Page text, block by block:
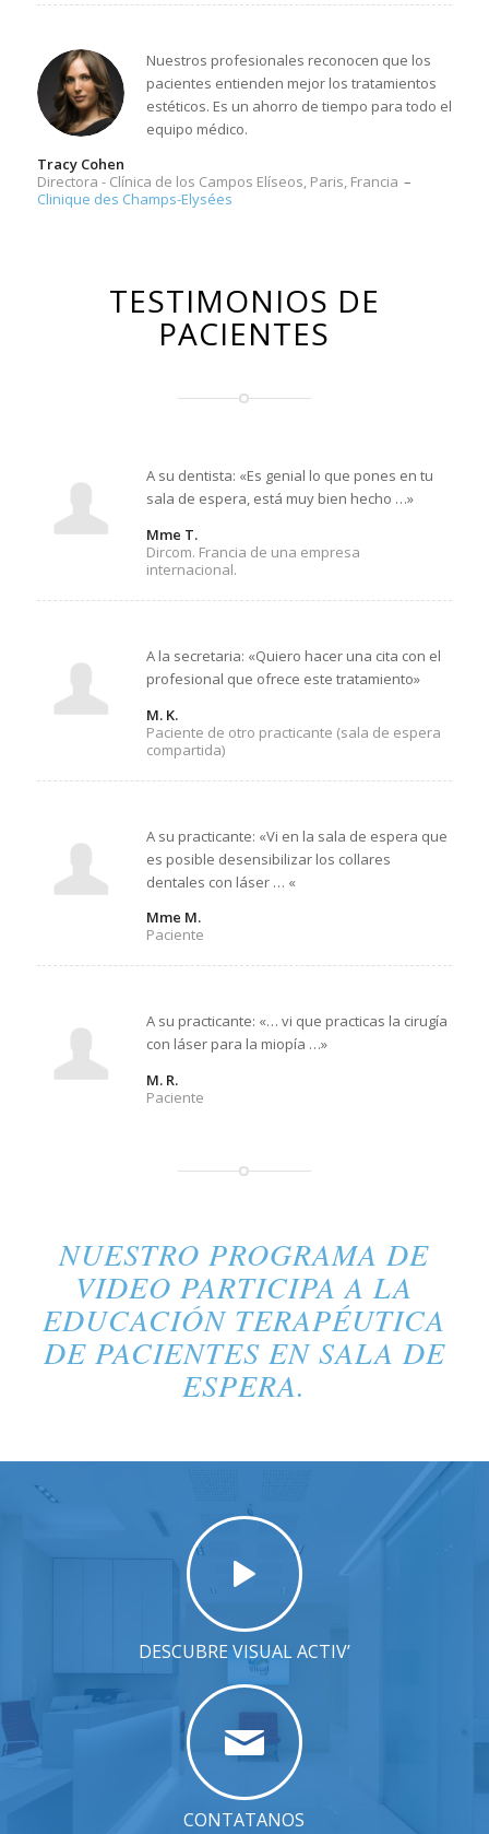
Nuestros profesionales reconocen que los
pacientes entienden mejor los tratamientos
estéticos. Es un ahorro de tiempo para todo el
equipo médico.
Tracy Cohen
Directora - Clínica de los Campos Elíseos, Paris, Francia –
Clinique des Champs-Elysées
TESTIMONIOS DE
PACIENTES
A su dentista: «Es genial lo que pones en tu
sala de espera, está muy bien hecho …»
Mme T.
Dircom. Francia de una empresa
internacional.
A la secretaria: «Quiero hacer una cita con el
profesional que ofrece este tratamiento»
M. K.
Paciente de otro practicante (sala de espera
compartida)
A su practicante: «Vi en la sala de espera que
es posible desensibilizar los collares
dentales con láser … «
Mme M.
Paciente
A su practicante: «… vi que practicas la cirugía
con láser para la miopía …»
M. R.
Paciente
NUESTRO PROGRAMA DE
VIDEO PARTICIPA A LA
EDUCACIÓN TERAPÉUTICA
DE PACIENTES EN SALA DE
ESPERA.
DESCUBRE VISUAL ACTIV’
CONTATANOS